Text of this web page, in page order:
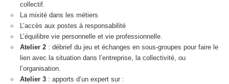
collectif.
La mixité dans les métiers
L’accès aux postes à responsabilité
L’équilibre vie personnelle et vie professionnelle.
Atelier 2 : débrief du jeu et échanges en sous-groupes pour faire le
lien avec la situation dans l’entreprise, la collectivité, ou
l’organisation.
Atelier 3 : apports d’un expert sur :